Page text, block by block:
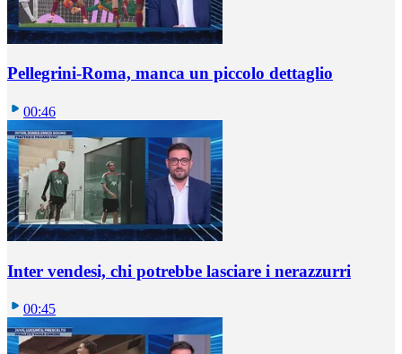
Pellegrini-Roma, manca un piccolo dettaglio
00:46
Inter vendesi, chi potrebbe lasciare i nerazzurri
00:45